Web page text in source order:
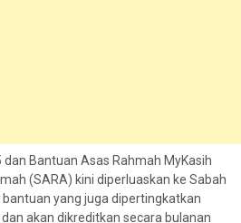
Bantuan Asas Rahmah MyKasih
(SARA) kini diperluaskan ke Sabah
yang juga dipertingkatkan
akan dikreditkan secara bulanan